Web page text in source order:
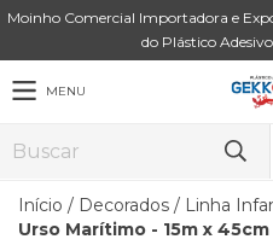
Moinho Comercial Importadora e
do Plástico
MENU
Início / Decorados / Linha
Urso Marítimo - 15m x